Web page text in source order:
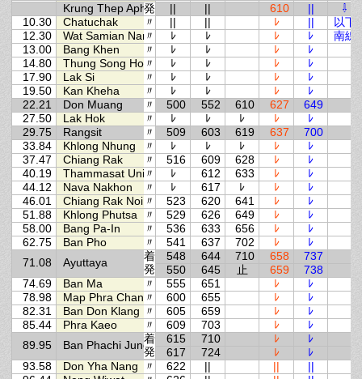
Krung Thep Aphiwat
発 610
⇩
10.30
Chatuchak 〃 ﾚ
以下
12.30
Wat Samian Nari〃 ﾚ ﾚ ﾚ ﾚ
南線
13.00
Bang Khen 〃 ﾚ ﾚ ﾚ
ﾚ
14.80
Thung Song Hong
〃 ﾚ ﾚ ﾚ
ﾚ
17.90
Lak Si 〃 ﾚ ﾚ ﾚ
ﾚ
19.50
Kan Kheha 〃 ﾚ ﾚ ﾚ
ﾚ
22.21
Don Muang 〃 500 552 610 627
649
27.50
Lak Hok 〃 ﾚ ﾚ ﾚ ﾚ
ﾚ
29.75
Rangsit 〃 509 603 619 637
700
33.84
Khlong Nhung 〃 ﾚ ﾚ ﾚ ﾚ
ﾚ
37.47
Chiang Rak 〃 516 609 628 ﾚ
ﾚ
40.19
Thammasat University
〃 ﾚ 612 633 ﾚ
ﾚ
44.12
Nava Nakhon 〃 ﾚ 617 ﾚ ﾚ
ﾚ
46.01
Chiang Rak Noi 〃 523 620 641 ﾚ
ﾚ
51.88
Khlong Phutsa 〃 529 626 649 ﾚ
ﾚ
58.00
Bang Pa-In 〃 536 633 656 ﾚ
ﾚ
62.75
Ban Pho 〃 541 637 702 ﾚ
ﾚ
71.08
Ayuttaya
着
発
548 644 710 658
737
550
645 止 659
738
74.69
Ban Ma 〃 555 651 ﾚ
ﾚ
78.98
Map Phra Chan 〃 600 655 ﾚ
ﾚ
82.31
Ban Don Klang 〃 605 659 ﾚ
ﾚ
85.44
Phra Kaeo 〃 609 703 ﾚ
ﾚ
89.95
Ban Phachi Junction
着
発
615 710 ﾚ
ﾚ
617
724 ﾚ
ﾚ
93.58
Don Yha Nang 〃 622